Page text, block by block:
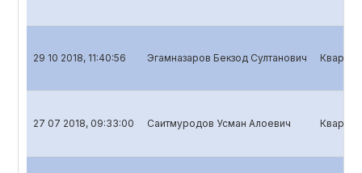
29 10 2018, 11:40:56 Эгамназаров Бекзод Султанович
27 07 2018, 09:33:00 Саитмуродов Усман Алоевич